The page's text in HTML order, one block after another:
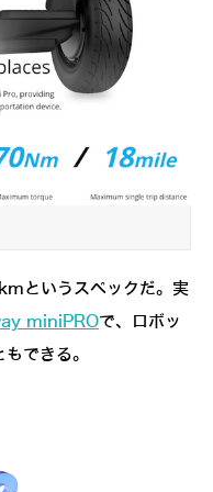
というスペックだ。実
miniPROで、ロボッ
できる。